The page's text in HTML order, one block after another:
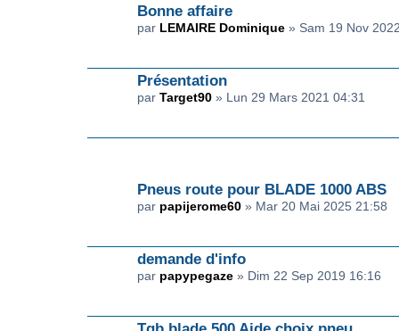
Bonne affaire
par LEMAIRE Dominique » Sam 19 Nov
Présentation
par Target90 » Lun 29 Mars 2021 04:31
Pneus route pour BLADE 1000 ABS
par papijerome60 » Mar 20 Mai 2025 21:58
demande d'info
par papypegaze » Dim 22 Sep 2019 16:16